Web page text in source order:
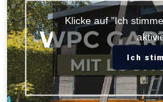
Klicke auf "Ich
Ich